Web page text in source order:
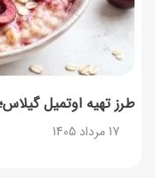
طرز تهیه اوتمیل
17 مرداد 1405